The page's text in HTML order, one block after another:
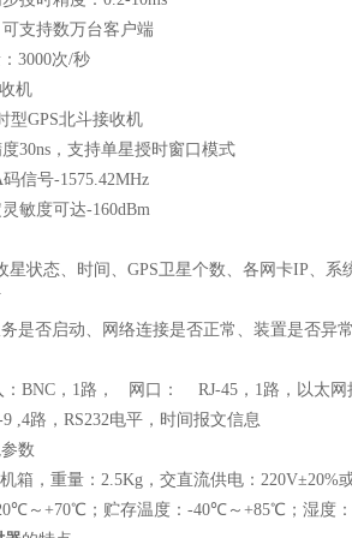
支持数万台客户端
3000次/秒
机
型GPS北斗接收机
30ns ，支持单星授时窗口模式
码信号-1575.42MHz
敏度可达-160dBm
星状态、时间、 GPS卫星个数、各网卡IP、系
是否启动、网络连接是否正常、装置是否异常
BNC ， 1路， 网口： RJ-45 ， 1路，以太网
,4路， RS232电平，时间报文信息
数
机箱，重量： 2.5Kg ，交直流供电： 220V±20%
℃～ +70℃；贮存温度： -40℃～ +85℃；湿度：